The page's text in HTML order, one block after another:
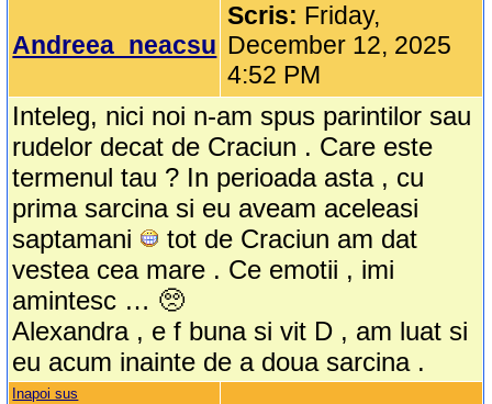
Andreea_neacsu
Scris: Friday,
December 12, 2025
4:52 PM
Inteleg, nici noi n-am spus parintilor sau
rudelor decat de Craciun . Care este
termenul tau ? In perioada asta , cu
prima sarcina si eu aveam aceleasi
saptamani
tot de Craciun am dat
vestea cea mare . Ce emotii , imi
amintesc … 🥺
Alexandra , e f buna si vit D , am luat si
eu acum inainte de a doua sarcina .
Inapoi sus